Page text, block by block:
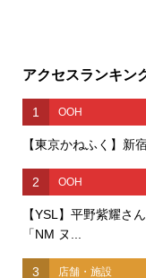
アクセスランキン
1 OOH
【東京かねふく】新
2 OOH
【YSL】平野紫耀さ
「NM ヌ...
3 店舗・施設